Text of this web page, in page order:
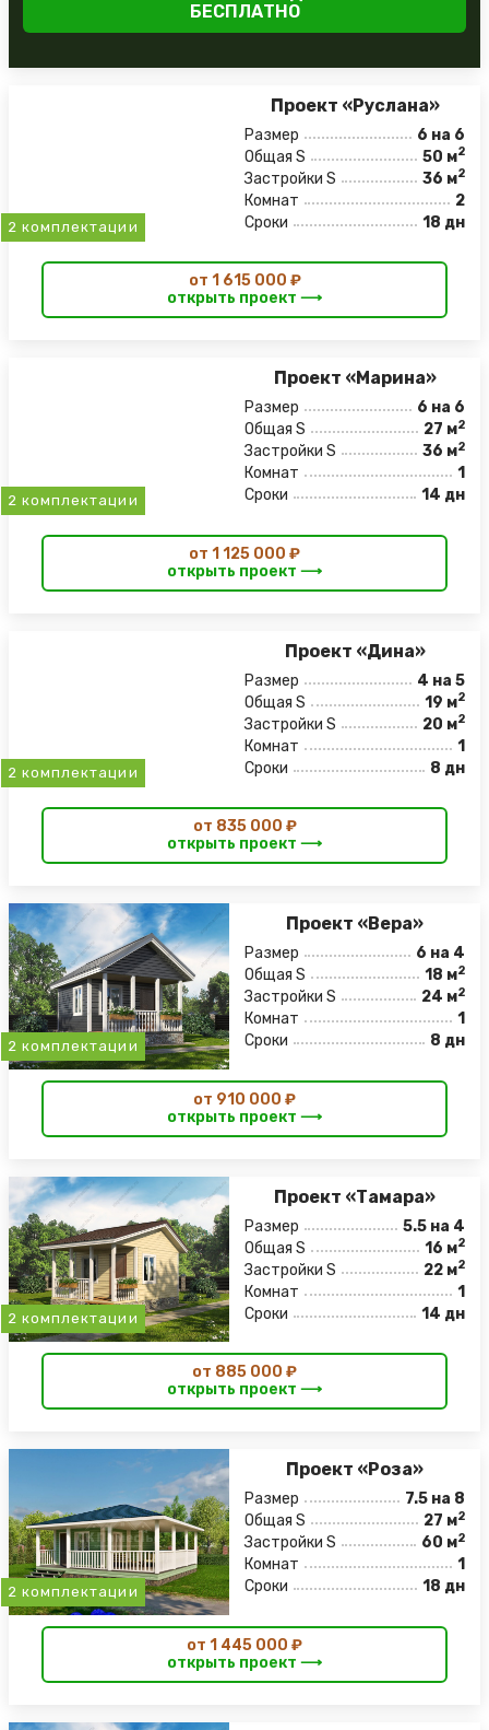
БЕСПЛАТНО
2 комплектации
Проект «Руслана»
Размер
6 на 6
Общая S
50 м2
Застройки S 36 м2
Комнат
2
Сроки
18 дн
от 1 615 000 ₽
открыть проект ⟶
2 комплектации
Проект «Марина»
Размер
6 на 6
Общая S
27 м2
Застройки S 36 м2
Комнат
1
Сроки
14 дн
от 1 125 000 ₽
открыть проект ⟶
2 комплектации
Проект «Дина»
Размер
4 на 5
Общая S
19 м2
Застройки S 20 м2
Комнат
1
Сроки
8 дн
от 835 000 ₽
открыть проект ⟶
2 комплектации
Проект «Вера»
Размер
6 на 4
Общая S
18 м2
Застройки S 24 м2
Комнат
1
Сроки
8 дн
от 910 000 ₽
открыть проект ⟶
2 комплектации
Проект «Тамара»
Размер
5.5 на 4
Общая S
16 м2
Застройки S 22 м2
Комнат
1
Сроки
14 дн
от 885 000 ₽
открыть проект ⟶
2 комплектации
Проект «Роза»
Размер
7.5 на 8
Общая S
27 м2
Застройки S 60 м2
Комнат
1
Сроки
18 дн
от 1 445 000 ₽
открыть проект ⟶